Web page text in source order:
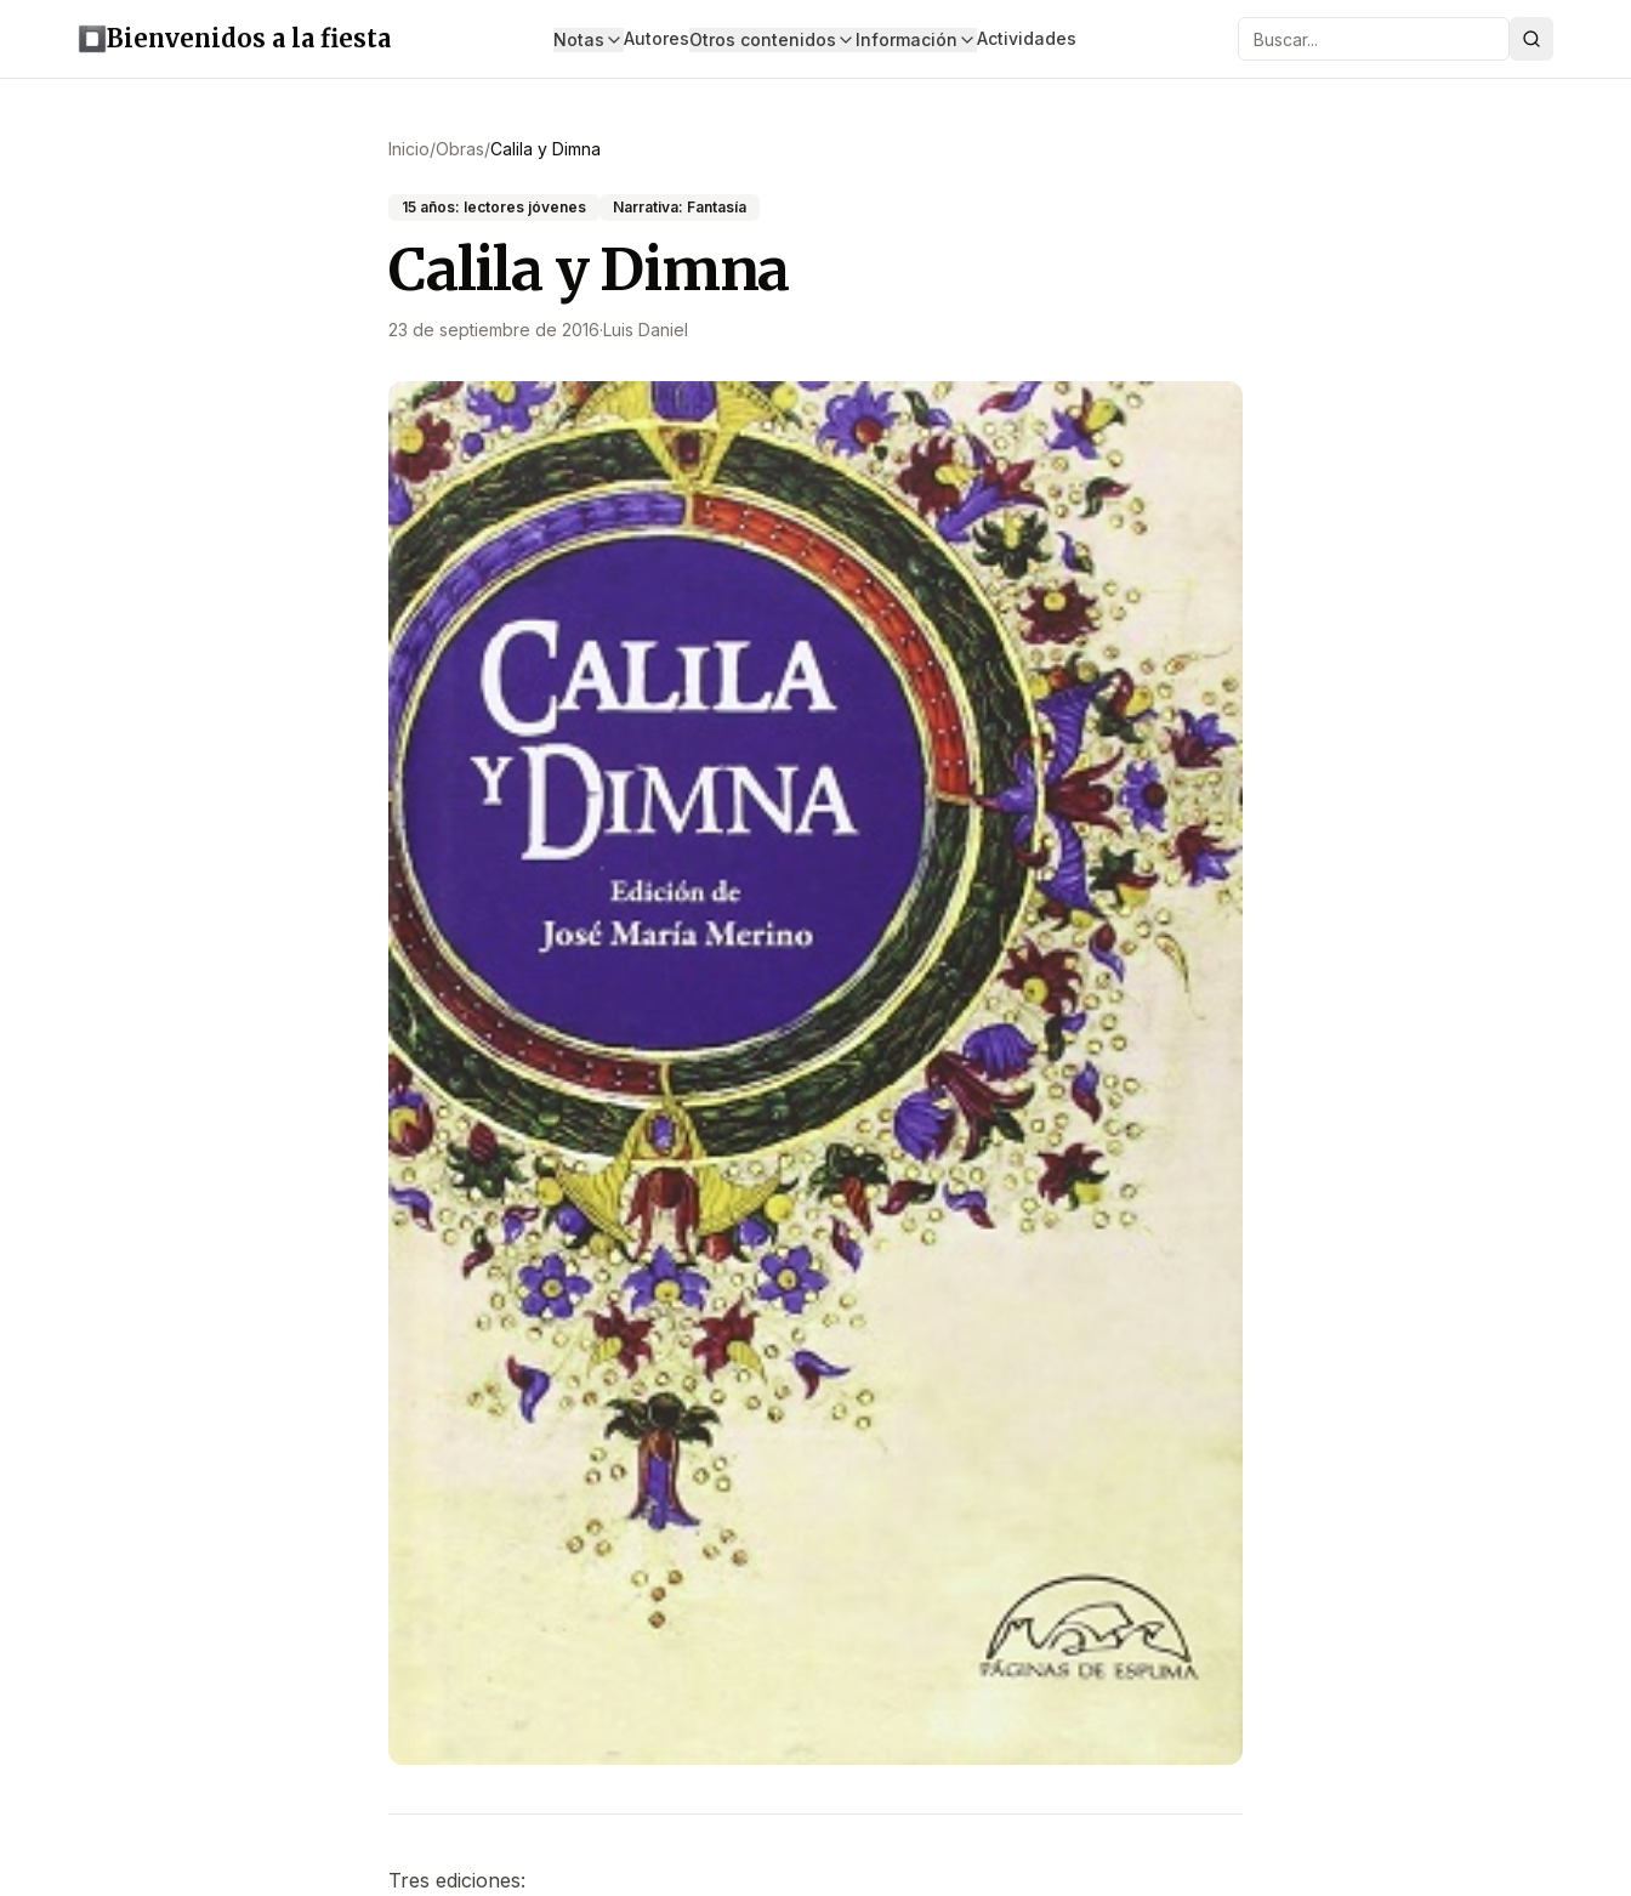
Bienvenidos a la fiesta Notas AutoresOtros contenidos Información Actividades Buscar
Inicio/Obras/Calila y Dimna
15 años: lectores jóvenes Narrativa: Fantasía
Calila y Dimna
23 de septiembre de 2016·Luis Daniel
Tres ediciones: